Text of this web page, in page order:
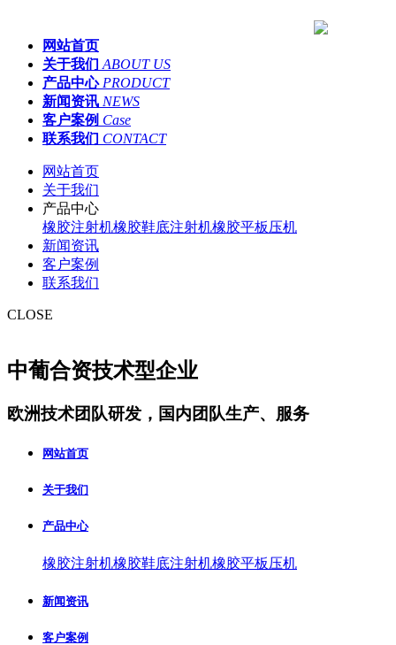
网站首页
关于我们 ABOUT US
产品中心 PRODUCT
新闻资讯 NEWS
客户案例 Case
联系我们 CONTACT
网站首页
关于我们
产品中心
橡胶注射机橡胶鞋底注射机橡胶平板压机
新闻资讯
客户案例
联系我们
CLOSE
中葡合资技术型企业
欧洲技术团队研发，国内团队生产、服务
网站首页
关于我们
产品中心
橡胶注射机橡胶鞋底注射机橡胶平板压机
新闻资讯
客户案例